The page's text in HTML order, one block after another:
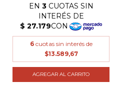
6 cuotas sin interés de
$13.589,67